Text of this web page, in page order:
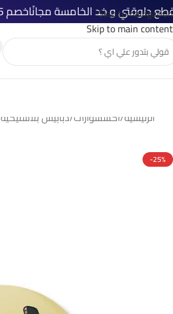
Skip to navigation
Skip to main content
خصم 5% عند الدفع الأونلاين
الرئيسية/اكسسوارات/دبابيس بلاستيكية
-25%